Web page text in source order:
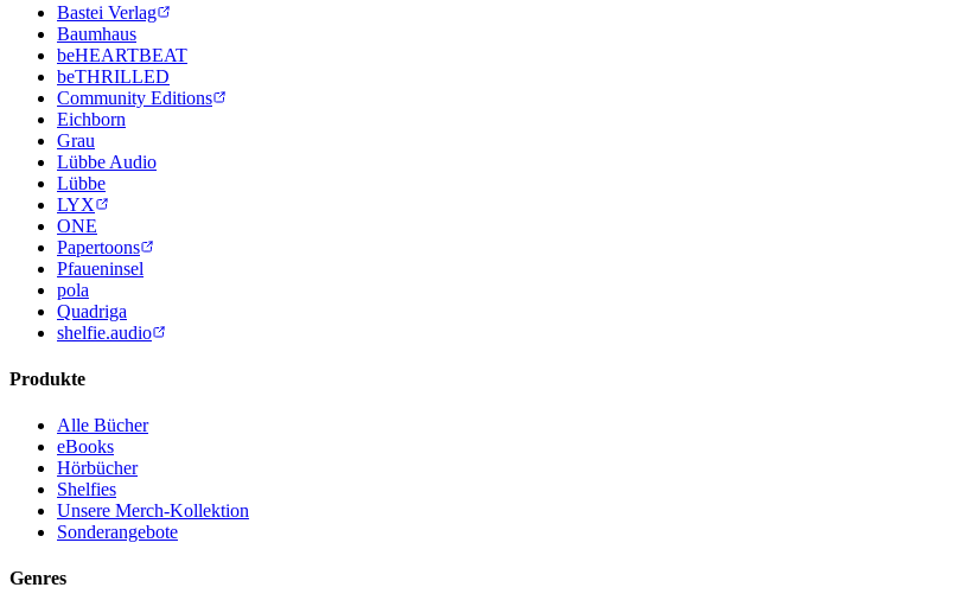
Bastei Verlag
Baumhaus
beHEARTBEAT
beTHRILLED
Community Editions
Eichborn
Grau
Lübbe Audio
Lübbe
LYX
ONE
Papertoons
Pfaueninsel
pola
Quadriga
shelfie.audio
Produkte
Alle Bücher
eBooks
Hörbücher
Shelfies
Unsere Merch-Kollektion
Sonderangebote
Genres